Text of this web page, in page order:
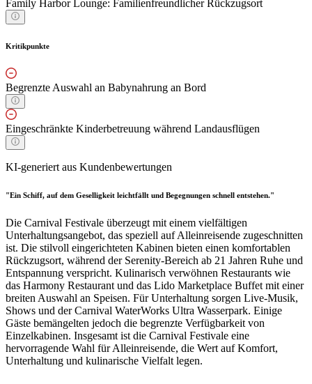
Family Harbor Lounge: Familienfreundlicher Rückzugsort
Kritikpunkte
Begrenzte Auswahl an Babynahrung an Bord
Eingeschränkte Kinderbetreuung während Landausflügen
KI-generiert aus Kundenbewertungen
"Ein Schiff, auf dem Geselligkeit leichtfällt und Begegnungen schnell entstehen."
Die Carnival Festivale überzeugt mit einem vielfältigen
Unterhaltungsangebot, das speziell auf Alleinreisende zugeschnitten
ist. Die stilvoll eingerichteten Kabinen bieten einen komfortablen
Rückzugsort, während der Serenity-Bereich ab 21 Jahren Ruhe und
Entspannung verspricht. Kulinarisch verwöhnen Restaurants wie
das Harmony Restaurant und das Lido Marketplace Buffet mit einer
breiten Auswahl an Speisen. Für Unterhaltung sorgen Live-Musik,
Shows und der Carnival WaterWorks Ultra Wasserpark. Einige
Gäste bemängelten jedoch die begrenzte Verfügbarkeit von
Einzelkabinen. Insgesamt ist die Carnival Festivale eine
hervorragende Wahl für Alleinreisende, die Wert auf Komfort,
Unterhaltung und kulinarische Vielfalt legen.